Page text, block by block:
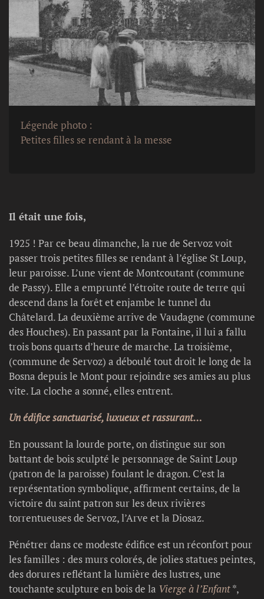
Légende photo :
Petites filles se rendant à la messe
Il était une fois,
1925 ! Par ce beau dimanche, la rue de Servoz voit
passer trois petites filles se rendant à l’église St Loup,
leur paroisse. L’une vient de Montcoutant (commune
de Passy). Elle a emprunté l’étroite route de terre qui
descend dans la forêt et enjambe le tunnel du
Châtelard. La deuxième arrive de Vaudagne (commune
des Houches). En passant par la Fontaine, il lui a fallu
trois bons quarts d’heure de marche. La troisième,
(commune de Servoz) a déboulé tout droit le long de la
Bosna depuis le Mont pour rejoindre ses amies au plus
vite. La cloche a sonné, elles entrent.
Un édifice sanctuarisé, luxueux et rassurant…
En poussant la lourde porte, on distingue sur son
battant de bois sculpté le personnage de Saint Loup
(patron de la paroisse) foulant le dragon. C’est la
représentation symbolique, affirment certains, de la
victoire du saint patron sur les deux rivières
torrentueuses de Servoz, l’Arve et la Diosaz.
Pénétrer dans ce modeste édifice est un réconfort pour
les familles : des murs colorés, de jolies statues peintes,
des dorures reflétant la lumière des lustres, une
touchante sculpture en bois de la Vierge à l’Enfant*,